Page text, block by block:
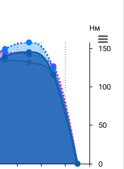
Нм
0
50
100
150